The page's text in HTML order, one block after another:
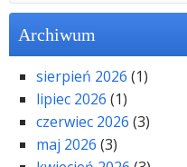
Archiwum
sierpień 2026 (1)
lipiec 2026 (1)
czerwiec 2026 (3)
maj 2026 (3)